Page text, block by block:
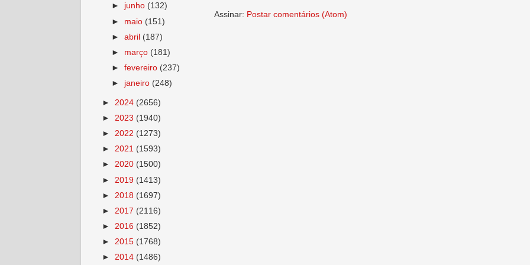
Assinar: Postar comentários (Atom)
► junho (132)
► maio (151)
►abril (187)
► março (181)
►fevereiro (237)
► janeiro (248)
► 2024 (2656)
► 2023 (1940)
► 2022 (1273)
► 2021 (1593)
► 2020 (1500)
► 2019 (1413)
► 2018 (1697)
► 2017 (2116)
► 2016 (1852)
► 2015 (1768)
► 2014 (1486)